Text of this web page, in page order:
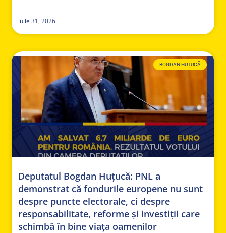
iulie 31, 2026
BOGDAN HUȚUCĂ
Deputatul Bogdan Huțucă: PNL a
demonstrat că fondurile europene nu sunt
despre puncte electorale, ci despre
responsabilitate, reforme și investiții care
schimbă în bine viața oamenilor